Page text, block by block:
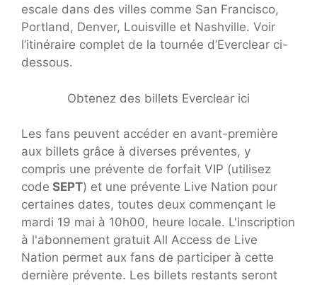
escale dans des villes comme San Francisco,
Portland, Denver, Louisville et Nashville. Voir
l’itinéraire complet de la tournée d’Everclear ci-
dessous.
Obtenez des billets Everclear ici
Les fans peuvent accéder en avant-première
aux billets grâce à diverses préventes, y
compris une prévente de forfait VIP (utilisez
code SEPT) et une prévente Live Nation pour
certaines dates, toutes deux commençant le
mardi 19 mai à 10h00, heure locale. L'inscription
à l'abonnement gratuit All Access de Live
Nation permet aux fans de participer à cette
dernière prévente. Les billets restants seront